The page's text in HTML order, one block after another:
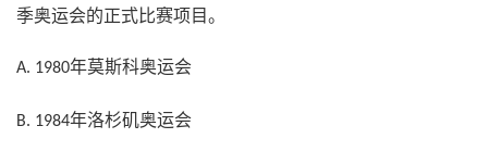
季奥运会的正式比赛项目。
A. 1980年莫斯科奥运会
B. 1984年洛杉矶奥运会